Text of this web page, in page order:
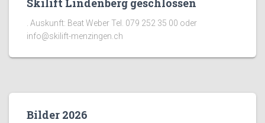
Skilift Lindenberg geschlossen
. Auskunft: Beat Weber Tel. 079 252 35 00 oder
info@skilift-menzingen.ch
Bilder 2026